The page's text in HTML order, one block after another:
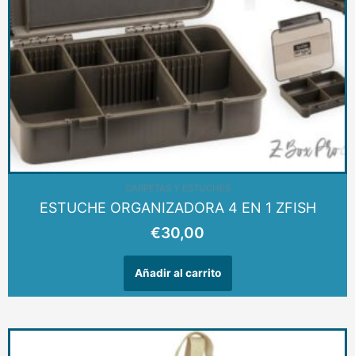
CARPETAS Y ESTUCHES
ESTUCHE ORGANIZADORA 4 EN 1 ZFISH
€30,00
Añadir al carrito